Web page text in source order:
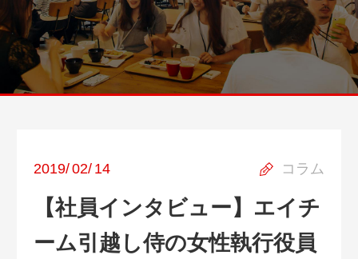
コラム
2019/02/ 14
【社員インタビュー】エイチ
ーム引越し侍の女性執行役員